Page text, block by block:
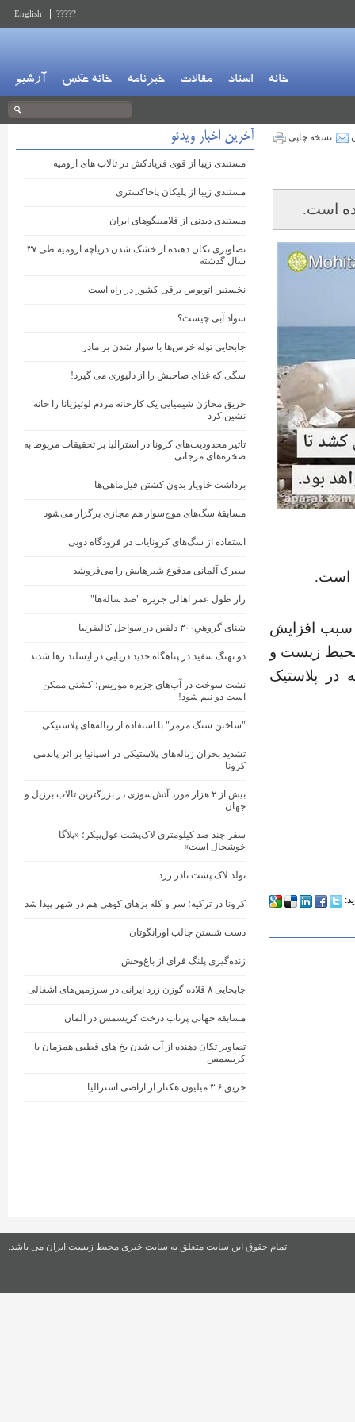
?????
English
خانه اسناد مقالات خبرنامه خانه عکس آرشیو
نسخه چاپی
است.
است.
سبب افزایش
محیط زیست و
در پلاستیک
آخرین اخبار ویدئو
مستندی زیبا از قوی فریادکش در تالاب های ارومیه
مستندی زیبا از پلیکان پاخاکستری
مستندی دیدنی از فلامینگوهای ایران
تصاویری تکان دهنده از خشک شدن دریاچه ارومیه طی ۳۷
سال گذشته
نخستین اتوبوس برقی کشور در راه است
سواد آبی چیست؟
جابجایی توله خرس‌ها با سوار شدن بر مادر
سگی که غذای صاحبش را از دلیوری می گیرد!
حریق مخازن شیمیایی یک کارخانه مردم لوئیزیانا را خانه
نشین کرد
تاثیر محدودیت‌های کرونا در استرالیا بر تحقیقات مربوط به
صخره‌های مرجانی
برداشت خاویار بدون کشتن فیل‌ماهی‌ها
مسابقهٔ سگ‌های موج‌سوار هم مجازی برگزار می‌شود
استفاده از سگ‌های کرونایاب در فرودگاه دوبی
سیرک آلمانی مدفوع شیرهایش را می‌فروشد
راز طول عمر اهالی جزیره "صد ساله‌ها"
شنای گروهیِ۳۰۰ دلفین در سواحل کالیفرنیا
دو نهنگ‌ سفید در پناهگاه جدید دریایی در ایسلند رها شدند
نشت سوخت در آب‌های جزیره موریس؛ کشتی ممکن
است دو نیم شود!
"ساختن سنگ مرمر" با استفاده از زباله‌های پلاستیکی
تشدید بحران زباله‌های پلاستیکی در اسپانیا بر اثر پاندمی
کرونا
بیش از ۲ هزار مورد آتش‌سوزی در بزرگترین تالاب برزیل و
جهان
سفر چند صد کیلومتری لاک‌پشت غول‌پیکر؛ «پلاگا
خوشحال است»
تولد لاک پشت نادر زرد
کرونا در ترکیه؛ سر و کله بزهای کوهی هم در شهر پیدا شد
دست شستن جالب اورانگوتان
زنده‌گیری پلنگ فرای از باغ‌وحش
جابجایی ۸ قلاده گوزن زرد ایرانی در سرزمین‌های اشغالی
مسابقه جهانی پرتاب درخت کریسمس در آلمان
تصاویر تکان دهنده از آب شدن یخ های قطبی همزمان با
کریسمس
حریق ۳.۶ میلیون هکتار از اراضی استرالیا
تمام حقوق این سایت متعلق به سایت خبری محیط زیست ایران می باشد.